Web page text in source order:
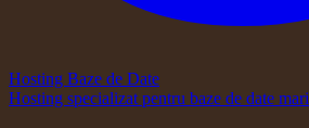
Hosting Baze de Date
Hosting specializat pentru baze de date mari